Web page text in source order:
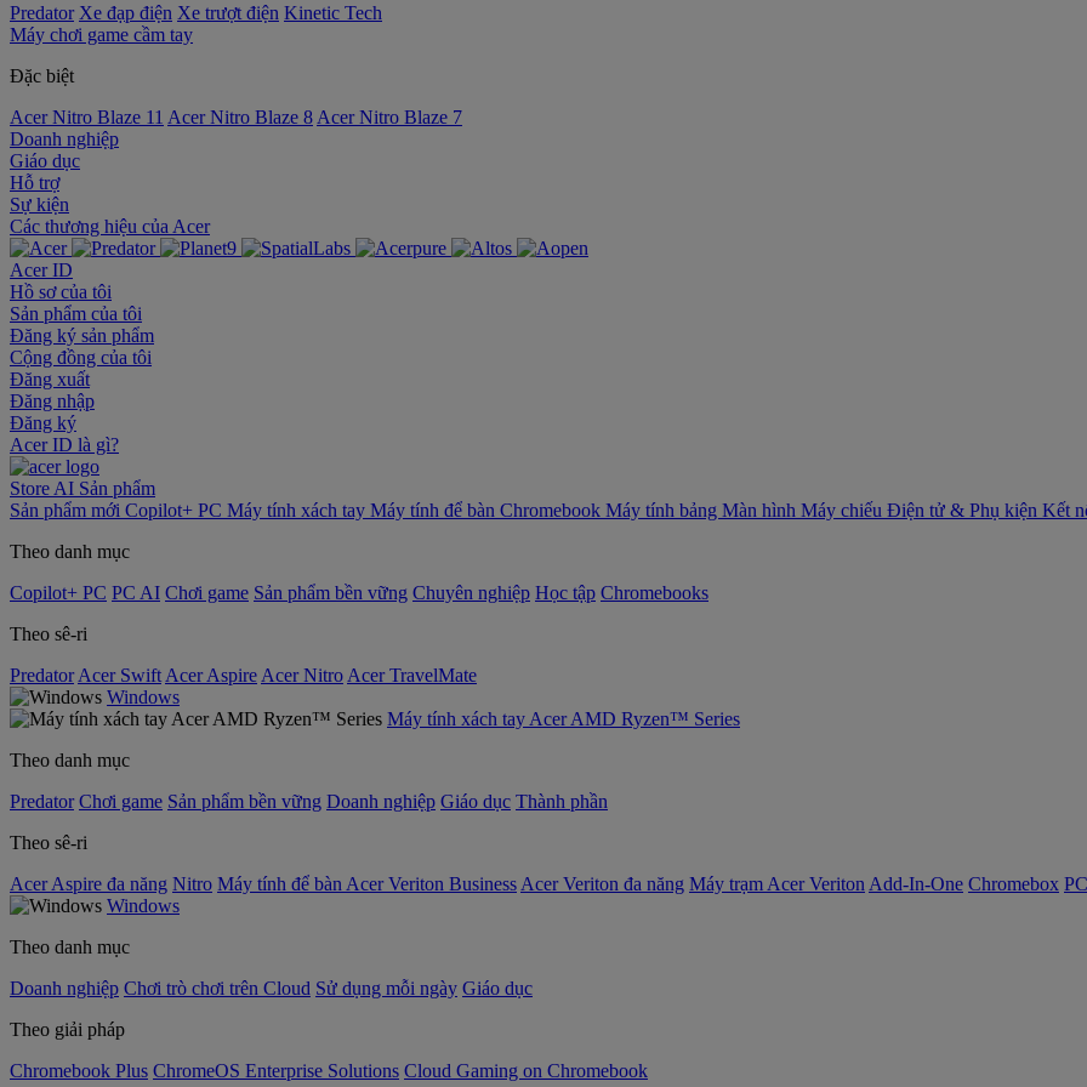
Predator Xe đạp điện Xe trượt điện Kinetic Tech
Máy chơi game cầm tay
Đặc biệt
Acer Nitro Blaze 11 Acer Nitro Blaze 8 Acer Nitro Blaze 7
Doanh nghiệp
Giáo dục
Hỗ trợ
Sự kiện
‌Các thương hiệu của Acer
Acer ID
Hồ sơ của tôi
Sản phẩm của tôi
Đăng ký sản phẩm
Cộng đồng của tôi
Đăng xuất
Đăng nhập
Đăng ký
Acer ID là gì?
Store AI Sản phẩm
Sản phẩm mới Copilot+ PC Máy tính xách tay Máy tính để bàn Chromebook Máy tính bảng Màn hình Máy chiếu Điện tử & Phụ kiện Kết
Theo danh mục
Copilot+ PC PC AI Chơi game Sản phẩm bền vững Chuyên nghiệp Học tập Chromebooks
Theo sê-ri
Predator Acer Swift Acer Aspire Acer Nitro Acer TravelMate
Windows
Máy tính xách tay Acer AMD Ryzen™ Series
Theo danh mục
Predator Chơi game Sản phẩm bền vững Doanh nghiệp Giáo dục Thành phần
Theo sê-ri
Acer Aspire đa năng Nitro Máy tính để bàn Acer Veriton Business Acer Veriton đa năng Máy trạm Acer Veriton Add-In-One Chromebox
Windows
Theo danh mục
Doanh nghiệp Chơi trò chơi trên Cloud Sử dụng mỗi ngày Giáo dục
Theo giải pháp
Chromebook Plus ChromeOS Enterprise Solutions Cloud Gaming on Chromebook